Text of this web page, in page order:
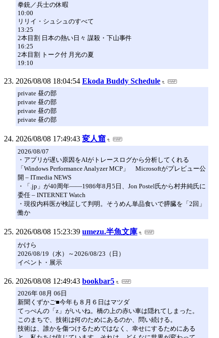
拳銃／兵士の休暇
10:00
リリイ・シュシュのすべて
13:25
2本目割 日本の熱い日々 謀殺・下山事件
16:25
2本目割 トーク付 月光の夏
19:10
2026/08/08 18:04:54 Ekoda Buddy Schedule
private 昼の部
private 昼の部
private 昼の部
private 昼の部
2026/08/08 17:49:43 変人窟
2026/08/07
・アプリが遅い原因をAIがトレースログから分析してくれる
「Windows Performance Analyzer MCP」 Microsoftがプレビュー公
開 – ITmedia NEWS
・「.jp」が40周年――1986年8月5日、Jon Postel氏から村井純氏に
委任 – INTERNET Watch
・現役内科医が検証して判明。そうめん単品食いで膵臓を「2回」
働か
2026/08/08 15:23:39 umezu.半魚文庫
かけら
2026/08/19（水）～2026/08/23（日）
イベント・展示
2026/08/08 12:49:43 bookbar5
2026年 08月 06日
新聞くずかご■今年も８月６日はマツダ
てっぺんの「z」がいいね。橋の上の赤い車は隠れてしまった。
このまちで、技術は何のためにあるのか、問い続ける。
技術は、誰かを傷つけるためではなく、幸せにするためにある